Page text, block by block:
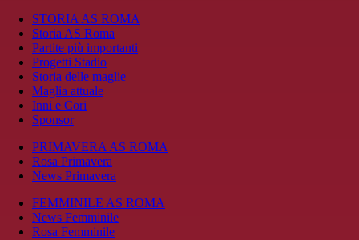
STORIA AS ROMA
Storia AS Roma
Partite più importanti
Progetti Stadio
Storia delle maglie
Maglia attuale
Inni e Cori
Sponsor
PRIMAVERA AS ROMA
Rosa Primavera
News Primavera
FEMMINILE AS ROMA
News Femminile
Rosa Femminile